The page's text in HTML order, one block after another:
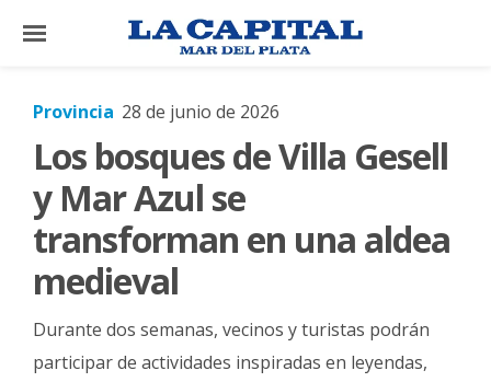
×
El
País
El
Mundo
La
Cultura
Provincia 28 de junio de 2026
Los bosques de Villa Gesell
y Mar Azul se
transforman en una aldea
medieval
Durante dos semanas, vecinos y turistas podrán
participar de actividades inspiradas en leyendas,